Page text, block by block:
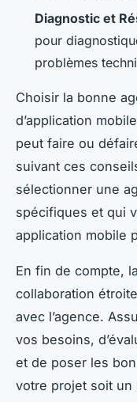
Diagnostic et
pour
problèmes
Choisir la bonne
d’application
peut faire ou
suivant ces
sélectionner une
spécifiques et qui
application mobile
En fin de compte,
collaboration
avec l’agence.
vos besoins,
et de poser les
votre projet soit un